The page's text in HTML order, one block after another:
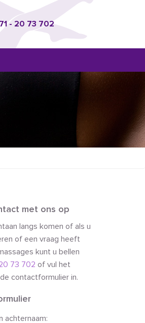
- 20 73 702
met ons op
langs komen of als u
of een vraag heeft
kunt u bellen
73 702 of vul het
contactformulier in.
achternaam: